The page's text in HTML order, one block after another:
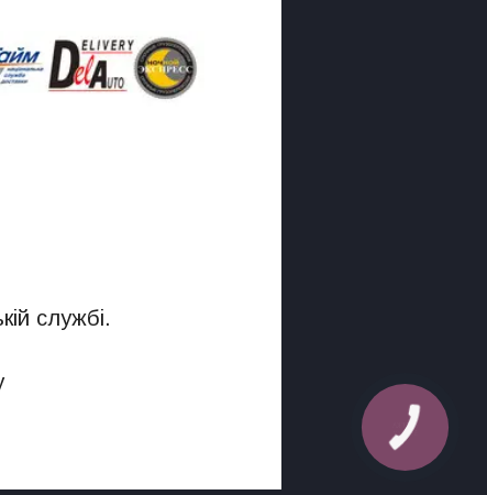
службі.
КНОПКА
ЗВ'ЯЗКУ